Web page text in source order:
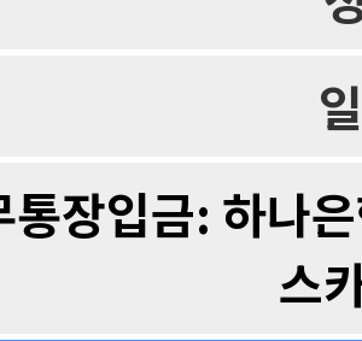
통장입금: 하나
스